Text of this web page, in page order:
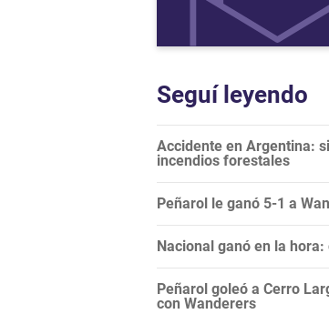
Seguí leyendo
Accidente en Argentina:
incendios forestales
Peñarol le ganó 5-1 a
Nacional ganó en la
Peñarol goleó a Cerro
con Wanderers